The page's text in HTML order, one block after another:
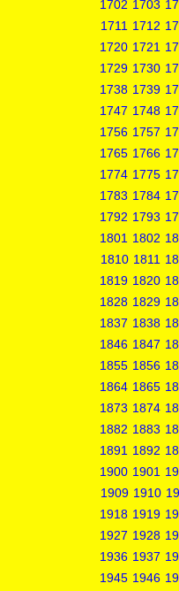
1702 1703
1711 1712
1720 1721
1729 1730
1738 1739
1747 1748
1756 1757
1765 1766
1774 1775
1783 1784
1792 1793
1801 1802
1810 1811
1819 1820
1828 1829
1837 1838
1846 1847
1855 1856
1864 1865
1873 1874
1882 1883
1891 1892
1900 1901
1909 1910
1918 1919
1927 1928
1936 1937
1945 1946